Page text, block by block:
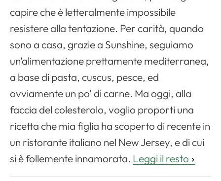
capire che è letteralmente impossibile
resistere alla tentazione. Per carità, quando
sono a casa, grazie a Sunshine, seguiamo
un’alimentazione prettamente mediterranea,
a base di pasta, cuscus, pesce, ed
ovviamente un po’ di carne. Ma oggi, alla
faccia del colesterolo, voglio proporti una
ricetta che mia figlia ha scoperto di recente in
un ristorante italiano nel New Jersey, e di cui
si è follemente innamorata. Leggi il resto